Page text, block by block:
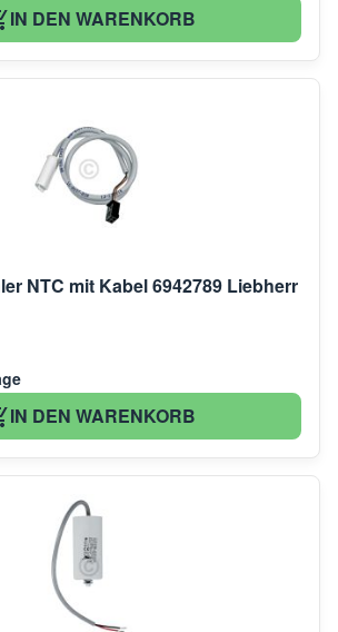
IN DEN WARENKORB
NTC mit Kabel 6942789 Liebherr
IN DEN WARENKORB